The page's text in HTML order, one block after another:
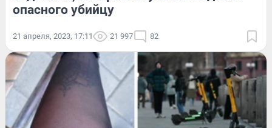
опасного убийцу
21 апреля, 2023, 17:11 21 997 82